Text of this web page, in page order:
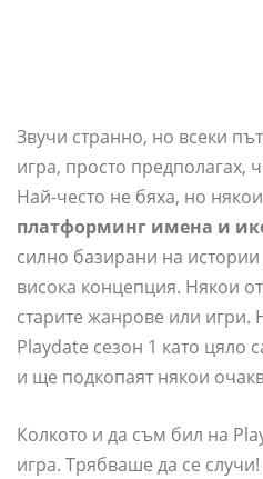
Звучи странно, но всеки
игра, просто предполагах,
Най-често не бяха, но
платформинг имена и
силно базирани на
висока концепция. Някои
старите жанрове или игри.
Playdate сезон 1 като цяло
и ще подкопаят някои
Колкото и да съм бил на
игра. Трябваше да се